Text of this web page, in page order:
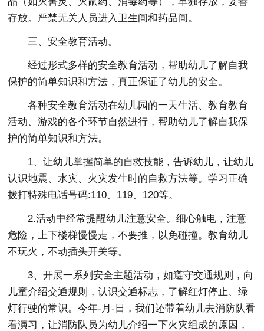
存放。严禁无关人员进入卫生间和药品间。
三、安全教育活动。
经过形式多样的安全教育活动，帮助幼儿了解自我
保护的简单知识和方法，真正保证了幼儿的安全。
各种安全教育活动在幼儿园的一天生活、教育教育
活动、游戏的各个环节自然进行，帮助幼儿了解自我保
护的简单知识和方法。
1、让幼儿掌握简单的自救技能，告诉幼儿，让幼儿
认识地震、水灾、火灾发生时的自救方法等。学习正确
拨打特殊电话号码:110、119、120等。
2.活动中经常提醒幼儿注意安全。细心触电，注意
危险，上下楼梯慢慢走，不要推，以免碰撞。教育幼儿
不玩火，不动插头开关等。
3、开展一系列安全主题活动，如遵守交通规则，向
儿童介绍交通规则，认识交通标志，了解红灯停止、绿
灯行驶的常识。今年-月-日，我们还带着幼儿去消防队看
看演习，让消防队员为幼儿介绍一下火灾组成的原因，